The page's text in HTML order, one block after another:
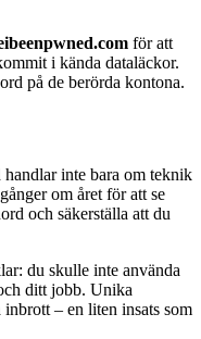
för att
i kända dataläckor.
på de berörda kontona.
inte bara om teknik
om året för att se
och säkerställa att du
du skulle inte använda
ditt jobb. Unika
– en liten insats som